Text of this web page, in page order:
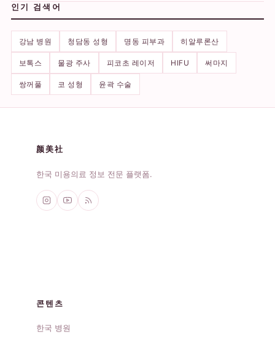
인기 검색어
강남 병원 청담동 성형 명동 피부과 히알루론산
보톡스 물광 주사 피코초 레이저 HIFU 써마지
쌍꺼풀 코 성형 윤곽 수술
颜美社
한국 미용의료 정보 전문 플랫폼.
콘텐츠
한국 병원